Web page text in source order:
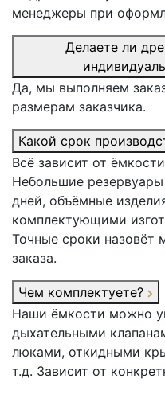
менеджеры при
Делаете ли
Да, мы выполняем
размерам заказчика.
Какой срок
Всё зависит от
Небольшие
дней, объёмные
комплектующими
Точные сроки
заказа.
Чем комплектуете?
Наши ёмкости можно
дыхательными
люками, откидными
т.д. Зависит от